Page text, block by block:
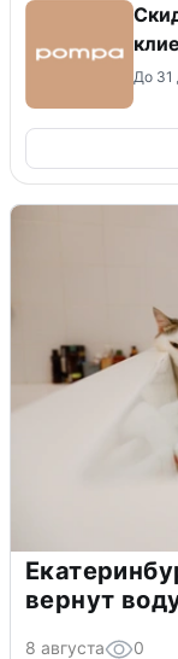
До 31
вернут
8 августа 0